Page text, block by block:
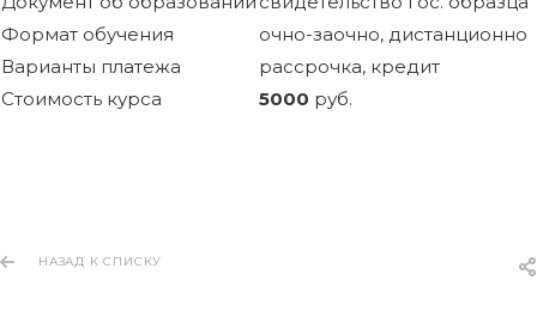
Формат обучения
очно-заочно, дистанционно
Варианты платежа
рассрочка, кредит
Стоимость курса
5000 руб.
НАЗАД К СПИСКУ